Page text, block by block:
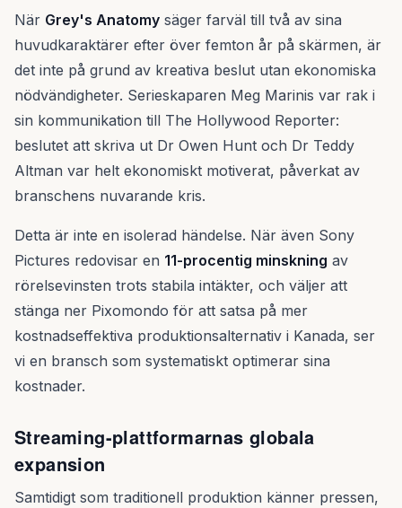
När Grey's Anatomy säger farväl till två av sina
huvudkaraktärer efter över femton år på skärmen, är
det inte på grund av kreativa beslut utan ekonomiska
nödvändigheter. Serieskaparen Meg Marinis var rak i
sin kommunikation till The Hollywood Reporter:
beslutet att skriva ut Dr Owen Hunt och Dr Teddy
Altman var helt ekonomiskt motiverat, påverkat av
branschens nuvarande kris.
Detta är inte en isolerad händelse. När även Sony
Pictures redovisar en 11-procentig minskning av
rörelsevinsten trots stabila intäkter, och väljer att
stänga ner Pixomondo för att satsa på mer
kostnadseffektiva produktionsalternativ i Kanada, ser
vi en bransch som systematiskt optimerar sina
kostnader.
Streaming-plattformarnas globala
expansion
Samtidigt som traditionell produktion känner pressen,